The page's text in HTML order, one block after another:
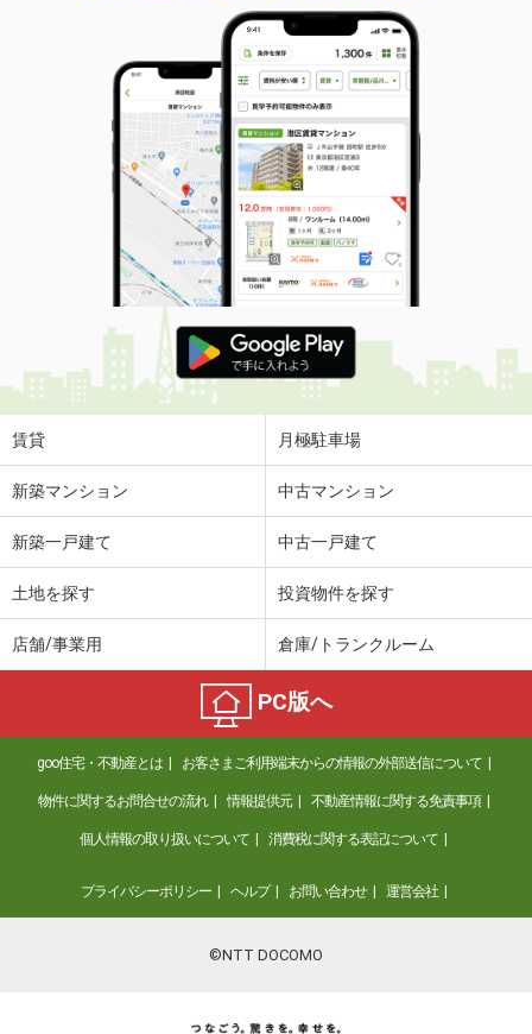
賃貸 月極駐車場
新築マンション 中古マンション
新築一戸建て 中古一戸建て
土地を探す 投資物件を探す
店舗/事業用 倉庫/トランクルーム
PC版へ
goo住宅・不動産とは お客さまご利用端末からの情報の外部送信について
物件に関するお問合せの流れ 情報提供元 不動産情報に関する免責事項
個人情報の取り扱いについて 消費税に関する表記について
プライバシーポリシー ヘルプ お問い合わせ 運営会社
©NTT DOCOMO